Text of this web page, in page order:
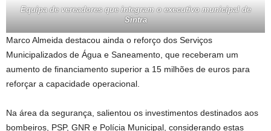
Equipa de vereadores que integram o executivo municipal de
Sintra
Marco Almeida destacou ainda o reforço dos Serviços
Municipalizados de Água e Saneamento, que receberam um
aumento de financiamento superior a 15 milhões de euros para
reforçar a capacidade operacional.
Na área da segurança, salientou os investimentos destinados aos
bombeiros, PSP, GNR e Polícia Municipal, considerando estas